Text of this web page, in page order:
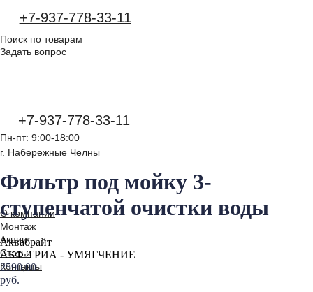
О компании
Акции
Статьи
Контакты
Фильтр под мойку 3-
ступенчатой очистки воды
Аквабрайт
АБФ-ТРИА - УМЯГЧЕНИЕ
2590,00
руб.